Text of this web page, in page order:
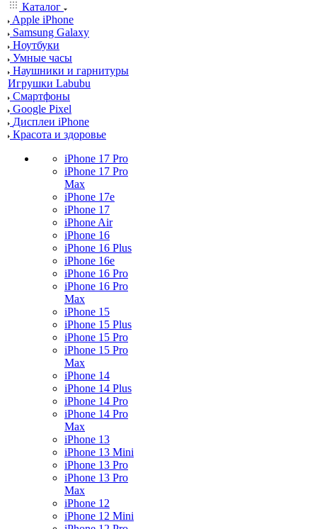
Каталог
Apple iPhone
Samsung Galaxy
Ноутбуки
Умные часы
Наушники и гарнитуры
Игрушки Labubu
Смартфоны
Google Pixel
Дисплеи iPhone
Красота и здоровье
iPhone 17 Pro
iPhone 17 Pro
Max
iPhone 17e
iPhone 17
iPhone Air
iPhone 16
iPhone 16 Plus
iPhone 16e
iPhone 16 Pro
iPhone 16 Pro
Max
iPhone 15
iPhone 15 Plus
iPhone 15 Pro
iPhone 15 Pro
Max
iPhone 14
iPhone 14 Plus
iPhone 14 Pro
iPhone 14 Pro
Max
iPhone 13
iPhone 13 Mini
iPhone 13 Pro
iPhone 13 Pro
Max
iPhone 12
iPhone 12 Mini